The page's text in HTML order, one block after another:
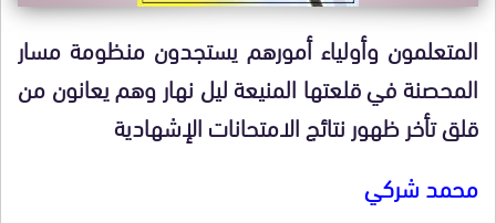
المتعلمون وأولياء أمورهم يستجدون منظومة مسار
المحصنة في قلعتها المنيعة ليل نهار وهم يعانون من
قلق تأخر ظهور نتائج الامتحانات الإشهادية
محمد شركي